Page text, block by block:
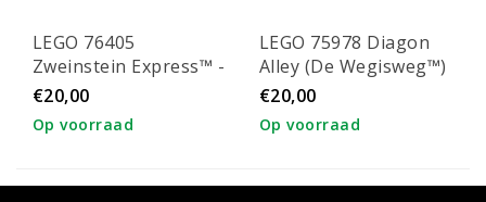
LEGO 76405
Zweinstein Express™ -
Verzameleditie
€20,00
Op voorraad
LEGO 75978 Diagon
Alley (De Wegisweg™)
€20,00
Op voorraad